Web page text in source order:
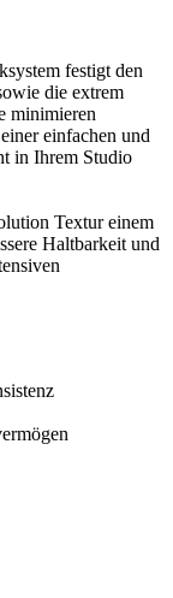
festigt den
die extrem
minimieren
einfachen und
in Ihrem Studio
Textur einem
Haltbarkeit und